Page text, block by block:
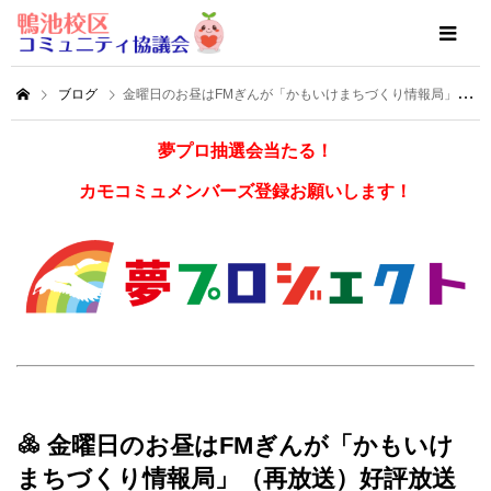
ブログ 金曜日のお昼はFMぎんが「かもいけまちづくり情報局」（再放送）好評放送中！
夢プロ抽選会当たる！
カモコミュメンバーズ登録お願いします！
金曜日のお昼はFMぎんが「かもいけ
まちづくり情報局」（再放送）好評放送